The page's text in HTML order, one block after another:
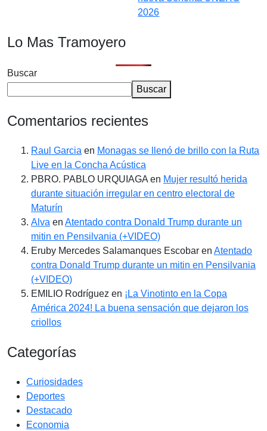
Lo Mas Tramoyero
Buscar
Buscar
Comentarios recientes
Raul Garcia en Monagas se llenó de brillo con la Ruta
Live en la Concha Acústica
PBRO. PABLO URQUIAGA en Mujer resultó herida
durante situación irregular en centro electoral de
Maturín
Alva en Atentado contra Donald Trump durante un
mitin en Pensilvania (+VIDEO)
Eruby Mercedes Salamanques Escobar en Atentado
contra Donald Trump durante un mitin en Pensilvania
(+VIDEO)
EMILIO Rodríguez en ¡La Vinotinto en la Copa
América 2024! La buena sensación que dejaron los
criollos
Categorías
Curiosidades
Deportes
Destacado
Economia